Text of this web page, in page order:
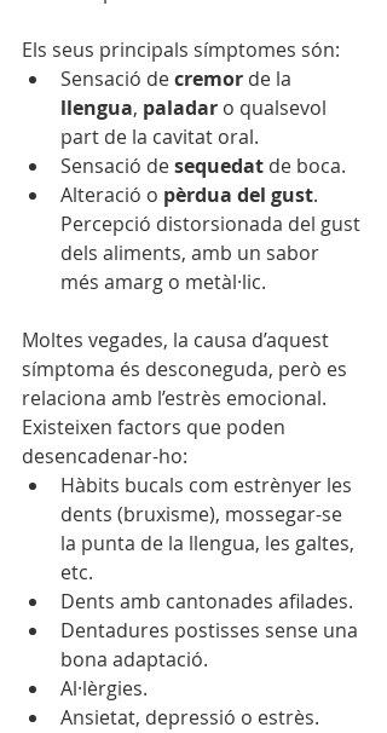
Els seus principals símptomes són:
Sensació de cremor de la
llengua, paladar o qualsevol
part de la cavitat oral.
Sensació de sequedat de boca.
Alteració o pèrdua del gust.
Percepció distorsionada del gust
dels aliments, amb un sabor
més amarg o metàl·lic.
Moltes vegades, la causa d’aquest
símptoma és desconeguda, però es
relaciona amb l’estrès emocional.
Existeixen factors que poden
desencadenar-ho:
Hàbits bucals com estrènyer les
dents (bruxisme), mossegar-se
la punta de la llengua, les galtes,
etc.
Dents amb cantonades afilades.
Dentadures postisses sense una
bona adaptació.
Al·lèrgies.
Ansietat, depressió o estrès.